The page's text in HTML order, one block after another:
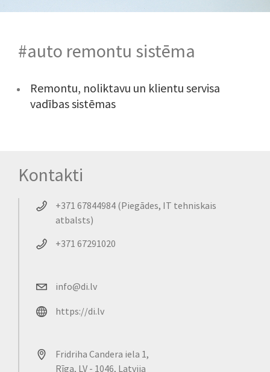
#auto remontu sistēma
Remontu, noliktavu un klientu servisa
vadības sistēmas
Kontakti
+371 67844984 (Piegādes, IT tehniskais
atbalsts)
+371 67291020
info@di.lv
https://di.lv
Fridriha Candera iela 1,
Rīga, LV - 1046, Latvija